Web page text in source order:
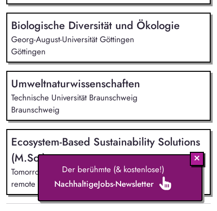
Biologische Diversität und Ökologie
Georg-August-Universität Göttingen
Göttingen
Umweltnaturwissenschaften
Technische Universität Braunschweig
Braunschweig
Ecosystem-Based Sustainability Solutions
(M.Sc.)
Tomorrow University
remote / online
Der berühmte (& kostenlose!)
NachhaltigeJobs-Newsletter